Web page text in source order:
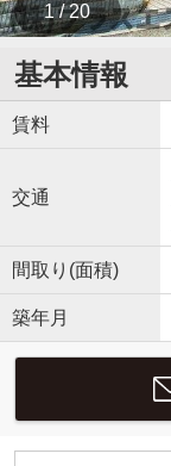
1 / 20
基本情報
賃料
交通
間取り(面積)
築年月